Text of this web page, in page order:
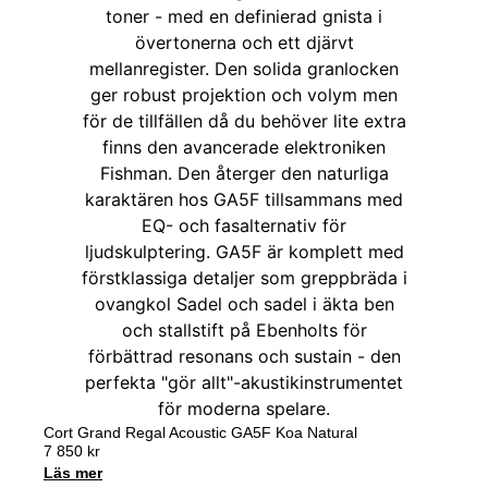
Cort Grand Regal Acoustic GA5F Koa Natural
7 850 kr
Läs mer